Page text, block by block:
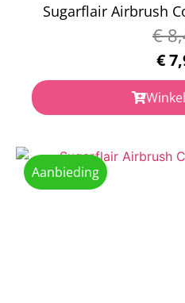
Sugarflair Airbrush
€
€
Aanbieding